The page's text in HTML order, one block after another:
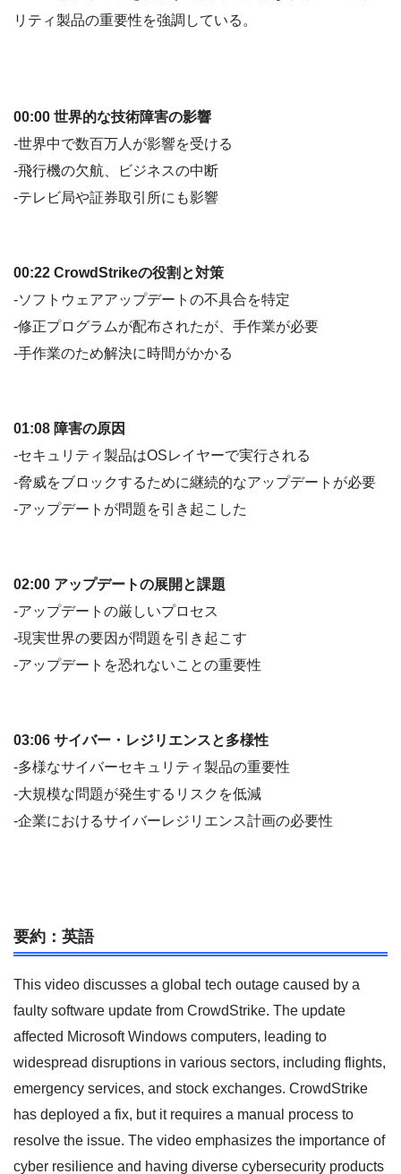
リティ製品の重要性を強調している。
00:00 世界的な技術障害の影響
-世界中で数百万人が影響を受ける
-飛行機の欠航、ビジネスの中断
-テレビ局や証券取引所にも影響
00:22 CrowdStrikeの役割と対策
-ソフトウェアアップデートの不具合を特定
-修正プログラムが配布されたが、手作業が必要
-手作業のため解決に時間がかかる
01:08 障害の原因
-セキュリティ製品はOSレイヤーで実行される
-脅威をブロックするために継続的なアップデートが必要
-アップデートが問題を引き起こした
02:00 アップデートの展開と課題
-アップデートの厳しいプロセス
-現実世界の要因が問題を引き起こす
-アップデートを恐れないことの重要性
03:06 サイバー・レジリエンスと多様性
-多様なサイバーセキュリティ製品の重要性
-大規模な問題が発生するリスクを低減
-企業におけるサイバーレジリエンス計画の必要性
要約：英語
This video discusses a global tech outage caused by a
faulty software update from CrowdStrike. The update
affected Microsoft Windows computers, leading to
widespread disruptions in various sectors, including flights,
emergency services, and stock exchanges. CrowdStrike
has deployed a fix, but it requires a manual process to
resolve the issue. The video emphasizes the importance of
cyber resilience and having diverse cybersecurity products